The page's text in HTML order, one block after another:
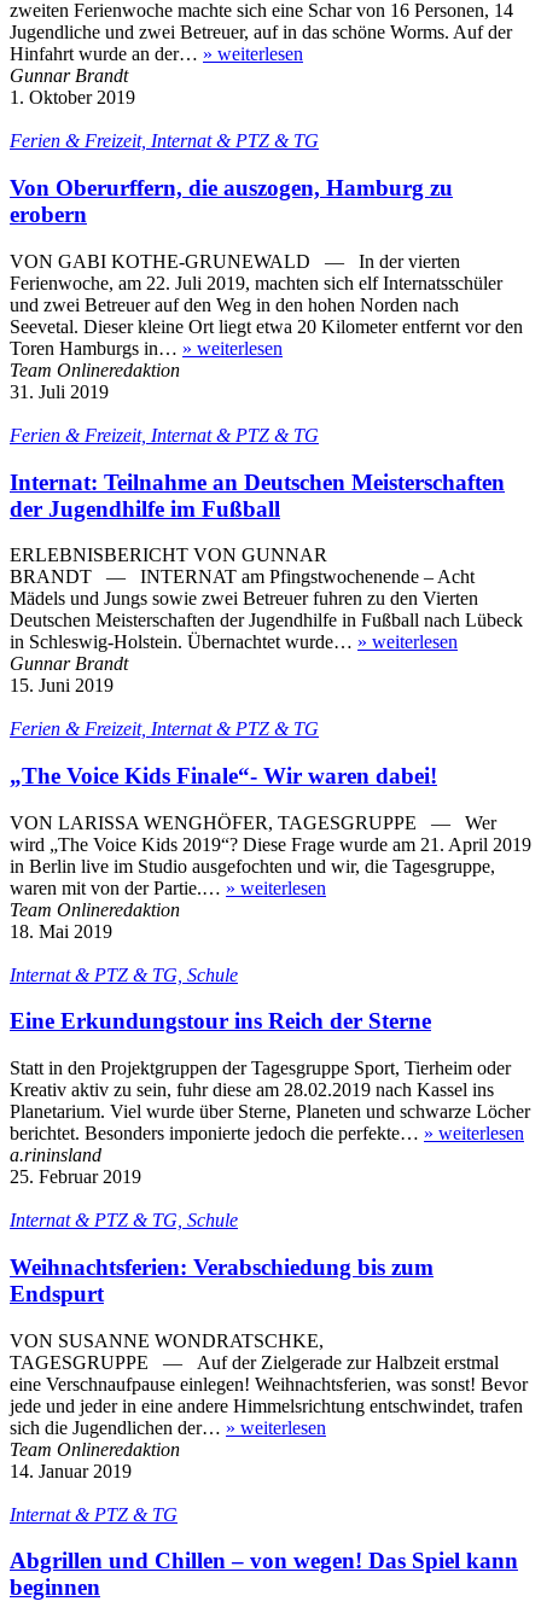
zweiten Ferienwoche machte sich eine Schar von 16 Personen, 14
Jugendliche und zwei Betreuer, auf in das schöne Worms. Auf der
Hinfahrt wurde an der… » weiterlesen
Gunnar Brandt
1. Oktober 2019
Ferien & Freizeit, Internat & PTZ & TG
Von Oberurffern, die auszogen, Hamburg zu
erobern
VON GABI KOTHE-GRUNEWALD — In der vierten
Ferienwoche, am 22. Juli 2019, machten sich elf Internatsschüler
und zwei Betreuer auf den Weg in den hohen Norden nach
Seevetal. Dieser kleine Ort liegt etwa 20 Kilometer entfernt vor den
Toren Hamburgs in… » weiterlesen
Team Onlineredaktion
31. Juli 2019
Ferien & Freizeit, Internat & PTZ & TG
Internat: Teilnahme an Deutschen Meisterschaften
der Jugendhilfe im Fußball
ERLEBNISBERICHT VON GUNNAR
BRANDT — INTERNAT am Pfingstwochenende – Acht
Mädels und Jungs sowie zwei Betreuer fuhren zu den Vierten
Deutschen Meisterschaften der Jugendhilfe in Fußball nach Lübeck
in Schleswig-Holstein. Übernachtet wurde… » weiterlesen
Gunnar Brandt
15. Juni 2019
Ferien & Freizeit, Internat & PTZ & TG
„The Voice Kids Finale“- Wir waren dabei!
VON LARISSA WENGHÖFER, TAGESGRUPPE — Wer
wird „The Voice Kids 2019“? Diese Frage wurde am 21. April 2019
in Berlin live im Studio ausgefochten und wir, die Tagesgruppe,
waren mit von der Partie.… » weiterlesen
Team Onlineredaktion
18. Mai 2019
Internat & PTZ & TG, Schule
Eine Erkundungstour ins Reich der Sterne
Statt in den Projektgruppen der Tagesgruppe Sport, Tierheim oder
Kreativ aktiv zu sein, fuhr diese am 28.02.2019 nach Kassel ins
Planetarium. Viel wurde über Sterne, Planeten und schwarze Löcher
berichtet. Besonders imponierte jedoch die perfekte… » weiterlesen
a.rininsland
25. Februar 2019
Internat & PTZ & TG, Schule
Weihnachtsferien: Verabschiedung bis zum
Endspurt
VON SUSANNE WONDRATSCHKE,
TAGESGRUPPE — Auf der Zielgerade zur Halbzeit erstmal
eine Verschnaufpause einlegen! Weihnachtsferien, was sonst! Bevor
jede und jeder in eine andere Himmelsrichtung entschwindet, trafen
sich die Jugendlichen der… » weiterlesen
Team Onlineredaktion
14. Januar 2019
Internat & PTZ & TG
Abgrillen und Chillen – von wegen! Das Spiel kann
beginnen